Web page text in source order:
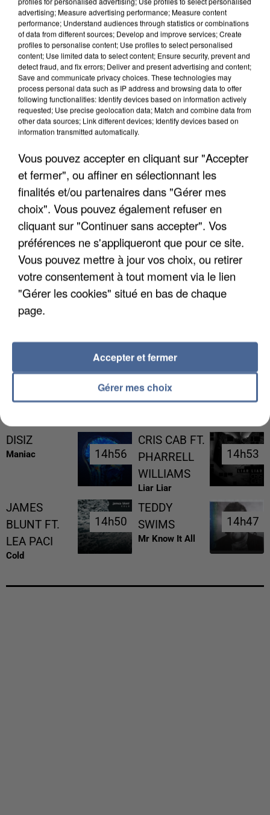
UN SECOND CADRE DE LA DZ MAFIA
INTERPELLÉ EN ALGÉRIE
COULÉE DE BOUE EN HAUTE-SAVOIE
RÉCEMMENT DIFFUSÉ
DISIZ
Maniac 14h56
14h56
CRIS CAB FT.
PHARRELL
WILLIAMS
Liar Liar
14h53
14h53
JAMES
BLUNT FT.
LEA PACI
Cold
14h50
14h50
TEDDY
SWIMS
Mr Know It All
14h47
14h47
advertising; Measure advertising performance; Measure content
performance; Understand audiences through statistics or combinations
of data from different sources; Develop and improve services; Create
profiles to personalise content; Use profiles to select personalised
content; Use limited data to select content; Ensure security, prevent and
detect fraud, and fix errors; Deliver and present advertising and content;
Save and communicate privacy choices. These technologies may
process personal data such as IP address and browsing data to offer
following functionalities: Identify devices based on information actively
requested; Use precise geolocation data; Match and combine data from
other data sources; Link different devices; Identify devices based on
information transmitted automatically.
Vous pouvez accepter en cliquant sur "Accepter
et fermer", ou affiner en sélectionnant les
finalités et/ou partenaires dans "Gérer mes
choix". Vous pouvez également refuser en
cliquant sur "Continuer sans accepter". Vos
préférences ne s'appliqueront que pour ce site.
Vous pouvez mettre à jour vos choix, ou retirer
votre consentement à tout moment via le lien
"Gérer les cookies" situé en bas de chaque
page.
Gérer mes choix
Accepter et fermer